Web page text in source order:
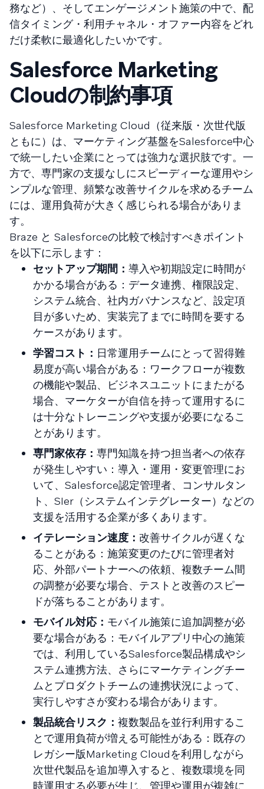
務など）、そしてエンゲージメント施策の中で、配
信タイミング・利用チャネル・オファー内容をどれ
だけ柔軟に最適化したいかです。
Salesforce Marketing
Cloudの制約事項
Salesforce Marketing Cloud（従来版・次世代版
ともに）は、マーケティング基盤をSalesforce中心
で統一したい企業にとっては強力な選択肢です。一
方で、専門家の支援なしにスピーディーな運用やシ
ンプルな管理、頻繁な改善サイクルを求めるチーム
には、運用負荷が大きく感じられる場合がありま
す。
Braze と Salesforceの比較で検討すべきポイント
を以下に示します：
セットアップ期間： 導入や初期設定に時間が
かかる場合がある：データ連携、権限設定、
システム統合、社内ガバナンスなど、設定項
目が多いため、実装完了までに時間を要する
ケースがあります。
学習コスト： 日常運用チームにとって習得難
易度が高い場合がある：ワークフローが複数
の機能や製品、ビジネスユニットにまたがる
場合、マーケターが自信を持って運用するに
は十分なトレーニングや支援が必要になるこ
とがあります。
専門家依存： 専門知識を持つ担当者への依存
が発生しやすい：導入・運用・変更管理にお
いて、Salesforce認定管理者、コンサルタン
ト、SIer（システムインテグレーター）などの
支援を活用する企業が多くあります。
イテレーション速度： 改善サイクルが遅くな
ることがある：施策変更のたびに管理者対
応、外部パートナーへの依頼、複数チーム間
の調整が必要な場合、テストと改善のスピー
ドが落ちることがあります。
モバイル対応： モバイル施策に追加調整が必
要な場合がある：モバイルアプリ中心の施策
では、利用しているSalesforce製品構成やシ
ステム連携方法、さらにマーケティングチー
ムとプロダクトチームの連携状況によって、
実行しやすさが変わる場合があります。
製品統合リスク： 複数製品を並行利用するこ
とで運用負荷が増える可能性がある：既存の
レガシー版Marketing Cloudを利用しながら
次世代製品を追加導入すると、複数環境を同
時運用する必要が生じ、管理や運用が複雑に